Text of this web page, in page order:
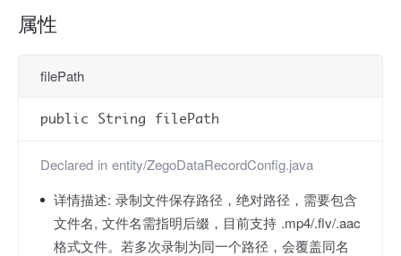
属性
filePath
public String filePath
Declared in entity/ZegoDataRecordConfig.java
详情描述: 录制文件保存路径，绝对路径，需要包含
文件名, 文件名需指明后缀，目前支持 .mp4/.flv/.aac
格式文件。若多次录制为同一个路径，会覆盖同名